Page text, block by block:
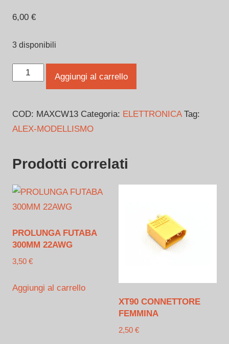
6,00 €
3 disponibili
CAVO
UNI
30CM
MASCHIO
quantità
Aggiungi al carrello
COD: MAXCW13 Categoria: ELETTRONICA Tag:
ALEX-MODELLISMO
Prodotti correlati
PROLUNGA FUTABA
300MM 22AWG
3,50 €
Aggiungi al carrello
XT90 CONNETTORE
FEMMINA
2,50 €